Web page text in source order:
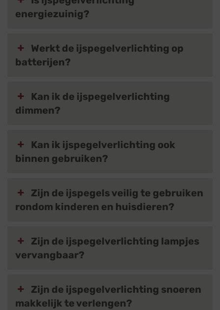
energiezuinig?
Werkt de ijspegelverlichting op
batterijen?
Kan ik de ijspegelverlichting
dimmen?
Kan ik ijspegelverlichting ook
binnen gebruiken?
Zijn de ijspegels veilig te gebruiken
rondom kinderen en huisdieren?
Zijn de ijspegelverlichting lampjes
vervangbaar?
Zijn de ijspegelverlichting snoeren
makkelijk te verlengen?